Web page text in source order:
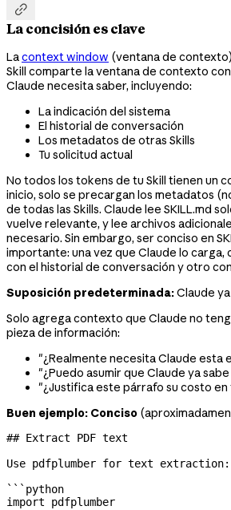

La concisión es clave
Lacontext window (ventana de
Skill comparte la ventana de contexto
Claude necesita saber, incluyendo:
La indicación del sistema
El historial de conversación
Los metadatos de otras Skills
Tu solicitud actual
No todos los tokens de tu Skill tienen un
inicio, solo se precargan los metadatos
de todas las Skills. Claude lee SKILL.md
vuelve relevante, y lee archivos
necesario. Sin embargo, ser conciso en
importante: una vez que Claude lo
con el historial de conversación y otro
Suposición predeterminada:Claude
Solo agrega contexto que Claude no
pieza de información:
"¿Realmente necesita Claude esta
"¿Puedo asumir que Claude ya
"¿Justifica este párrafo su costo
Buen ejemplo: Conciso
## Extract PDF text
Use pdfplumber for text extraction:
```python
import pdfplumber